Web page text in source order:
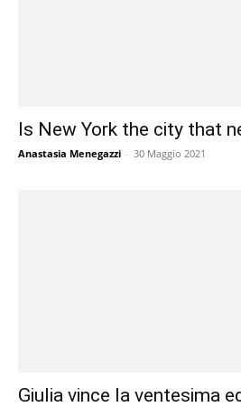
Is New York the city that
Anastasia Menegazzi - 30 Maggio 2021
Giulia vince la ventesima